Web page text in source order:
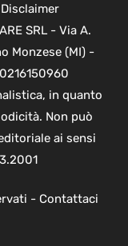
Disclaimer
SRL - Via A.
Monzese (MI) -
in quanto
Non può
ai sensi
- Contattaci